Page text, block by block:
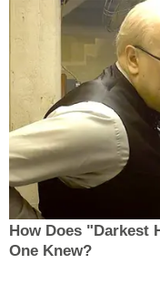
How Does "Darkest
One Knew?